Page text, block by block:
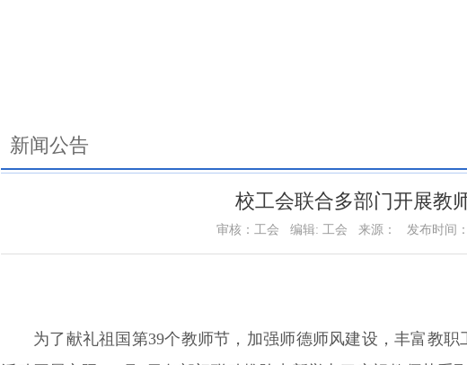
新闻公告
校工会联合多部门开展教
审核：工会 编辑: 工会 来源： 发布时间
为了献礼祖国第39个教师节，加强师德师风建设，丰富教